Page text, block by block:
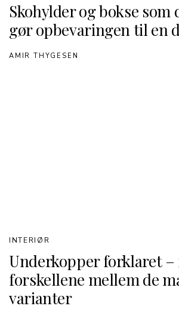
Skohylder og bokse som
gør opbevaringen til en
AMIR THYGESEN
Underkopper forklaret
forskellene mellem de
varianter
INTERIØR